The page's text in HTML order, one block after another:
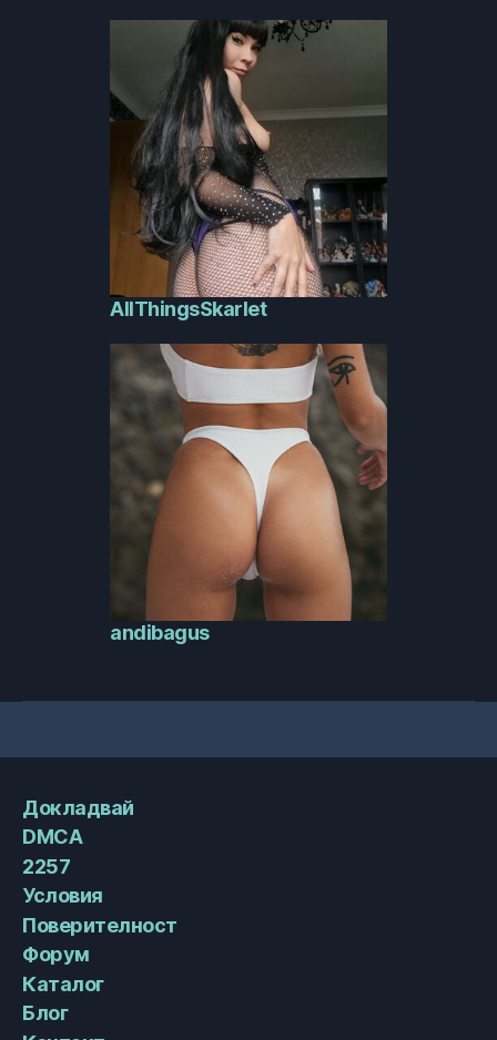
AllThingsSkarlet
andibagus
Докладвай
DMCA
2257
Условия
Поверителност
Форум
Каталог
Блог